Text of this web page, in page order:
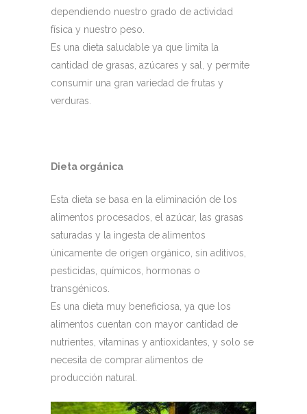
dependiendo nuestro grado de actividad
física y nuestro peso.
Es una dieta saludable ya que limita la
cantidad de grasas, azúcares y sal, y permite
consumir una gran variedad de frutas y
verduras.
Dieta orgánica
Esta dieta se basa en la eliminación de los
alimentos procesados, el azúcar, las grasas
saturadas y la ingesta de alimentos
únicamente de origen orgánico, sin aditivos,
pesticidas, químicos, hormonas o
transgénicos.
Es una dieta muy beneficiosa, ya que los
alimentos cuentan con mayor cantidad de
nutrientes, vitaminas y antioxidantes, y solo se
necesita de comprar alimentos de
producción natural.